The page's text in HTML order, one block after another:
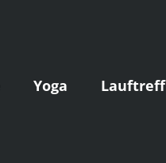
Yoga Lauftreff